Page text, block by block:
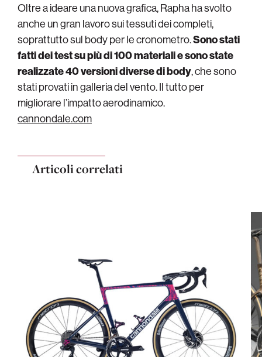
Oltre a ideare una nuova grafica, Rapha ha svolto
anche un gran lavoro sui tessuti dei completi,
soprattutto sul body per le cronometro.Sono stati
fatti dei test su più di 100 materiali e sono state
realizzate 40 versioni diverse di body, che sono
stati provati in galleria del vento. Il tutto per
migliorare l’impatto aerodinamico.
cannondale.com
Articoli correlati